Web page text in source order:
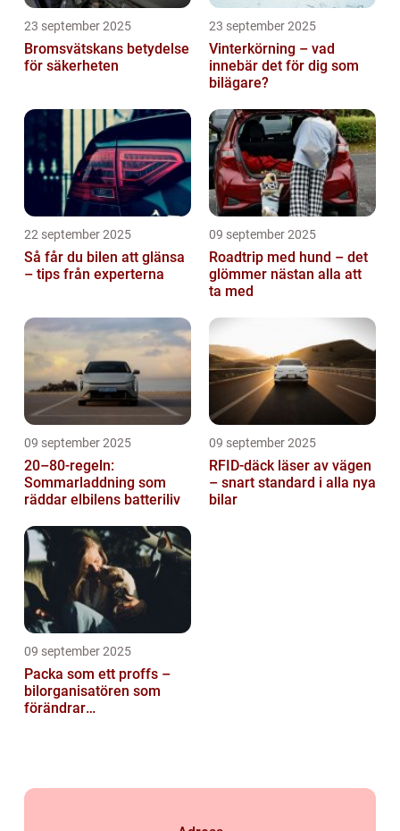
23 september 2025
Bromsvätskans betydelse
för säkerheten
23 september 2025
Vinterkörning – vad
innebär det för dig som
bilägare?
22 september 2025
Så får du bilen att glänsa
– tips från experterna
09 september 2025
Roadtrip med hund – det
glömmer nästan alla att
ta med
09 september 2025
20–80-regeln:
Sommarladdning som
räddar elbilens batteriliv
09 september 2025
RFID-däck läser av vägen
– snart standard i alla nya
bilar
09 september 2025
Packa som ett proffs –
bilorganisatören som
förändrar